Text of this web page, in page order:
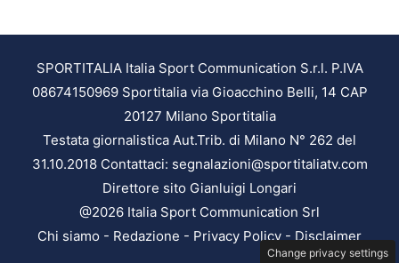
SPORTITALIA Italia Sport Communication S.r.l. P.IVA
08674150969 Sportitalia via Gioacchino Belli, 14 CAP
20127 Milano Sportitalia
Testata giornalistica Aut.Trib. di Milano N° 262 del
31.10.2018 Contattaci: segnalazioni@sportitaliatv.com
Direttore sito Gianluigi Longari
@2026 Italia Sport Communication Srl
Chi siamo - Redazione - Privacy Policy - Disclaimer
Change privacy settings